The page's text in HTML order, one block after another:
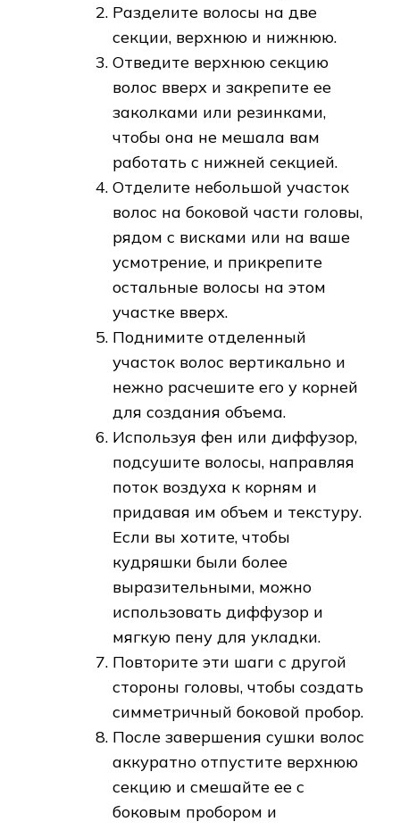
Разделите волосы на две
секции, верхнюю и нижнюю.
Отведите верхнюю секцию
волос вверх и закрепите ее
заколками или резинками,
чтобы она не мешала вам
работать с нижней секцией.
Отделите небольшой участок
волос на боковой части головы,
рядом с висками или на ваше
усмотрение, и прикрепите
остальные волосы на этом
участке вверх.
Поднимите отделенный
участок волос вертикально и
нежно расчешите его у корней
для создания объема.
Используя фен или диффузор,
подсушите волосы, направляя
поток воздуха к корням и
придавая им объем и текстуру.
Если вы хотите, чтобы
кудряшки были более
выразительными, можно
использовать диффузор и
мягкую пену для укладки.
Повторите эти шаги с другой
стороны головы, чтобы создать
симметричный боковой пробор.
После завершения сушки волос
аккуратно отпустите верхнюю
секцию и смешайте ее с
боковым пробором и